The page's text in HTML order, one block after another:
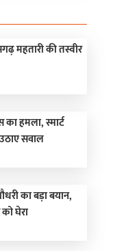
महतारी की तस्वीर
का हमला, स्मार्ट
सवाल
का बड़ा बयान,
घेरा